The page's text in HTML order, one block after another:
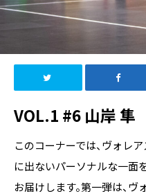
VOL.1 #6 山岸 隼
このコーナーでは、ヴォレ
に出ないパーソナルな一面
お届けします。第一弾は、ヴ